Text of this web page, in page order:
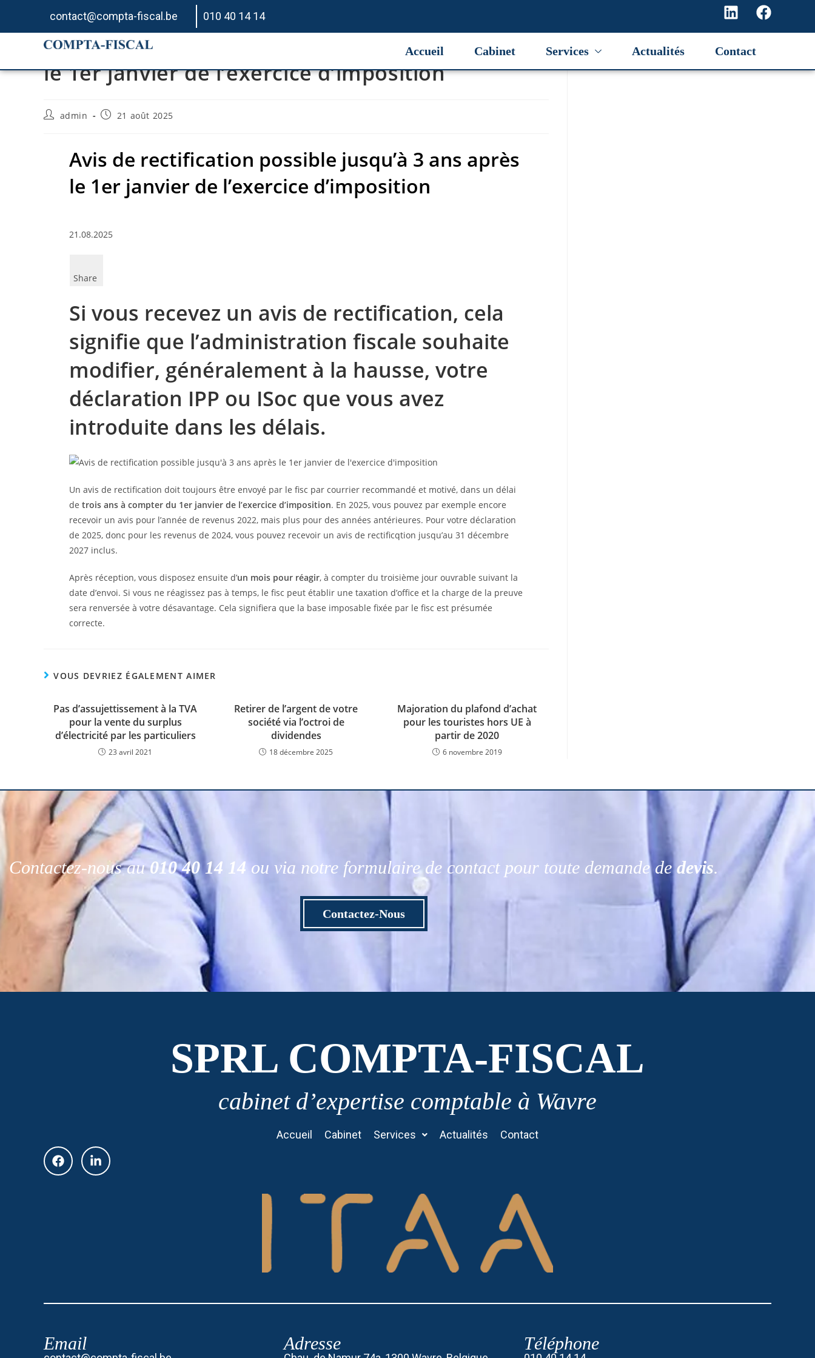
contact@compta-fiscal.be 010 40 14 14
Accueil Cabinet Services Actualités Contact
Avis de rectification possible jusqu’à 3 ans après
le 1er janvier de l’exercice d’imposition
admin 21 août 2025
Avis de rectification possible jusqu’à 3 ans après
le 1er janvier de l’exercice d’imposition
21.08.2025
Share
Si vous recevez un avis de rectification, cela
signifie que l’administration fiscale souhaite
modifier, généralement à la hausse, votre
déclaration IPP ou ISoc que vous avez
introduite dans les délais.
Un avis de rectification doit toujours être envoyé par le fisc par courrier recommandé et motivé, dans un délai
de trois ans à compter du 1er janvier de l’exercice d’imposition. En 2025, vous pouvez par exemple encore
recevoir un avis pour l’année de revenus 2022, mais plus pour des années antérieures. Pour votre déclaration
de 2025, donc pour les revenus de 2024, vous pouvez recevoir un avis de rectificqtion jusqu’au 31 décembre
2027 inclus.
Après réception, vous disposez ensuite d’un mois pour réagir, à compter du troisième jour ouvrable suivant la
date d’envoi. Si vous ne réagissez pas à temps, le fisc peut établir une taxation d’office et la charge de la preuve
sera renversée à votre désavantage. Cela signifiera que la base imposable fixée par le fisc est présumée
correcte.
VOUS DEVRIEZ ÉGALEMENT AIMER
Pas d’assujettissement à la TVA
pour la vente du surplus
d’électricité par les particuliers
23 avril 2021
Retirer de l’argent de votre
société via l’octroi de
dividendes
18 décembre 2025
Majoration du plafond d’achat
pour les touristes hors UE à
partir de 2020
6 novembre 2019
Contactez-nous au010 40 14 14 ou via notre formulaire de contact pour toute demande de devis.
Contactez-Nous
SPRL COMPTA-FISCAL
cabinet d’expertise comptable à Wavre
Accueil Cabinet Services Actualités Contact
Email Adresse Téléphone